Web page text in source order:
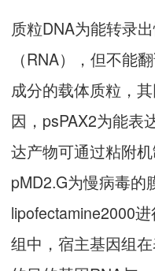
质粒DNA为能转录
（RNA），但不能
成分的载体质粒，
因，psPAX2为能表
达产物可通过粘附
pMD2.G为慢病毒的
lipofectamine2000
组中，宿主基因组